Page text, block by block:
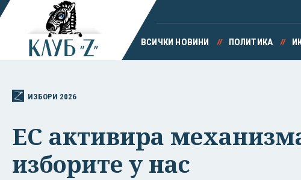
ВСИЧКИ НОВИНИ ПОЛИТИКА
ИЗБОРИ 2026
ЕС активира
изборите у нас